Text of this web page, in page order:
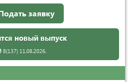
заявку
новый выпуск
8(137) 11.08.2026.